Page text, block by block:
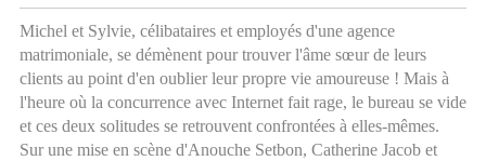
Michel et Sylvie, célibataires et employés d'une agence
matrimoniale, se démènent pour trouver l'âme sœur de leurs
clients au point d'en oublier leur propre vie amoureuse ! Mais à
l'heure où la concurrence avec Internet fait rage, le bureau se vide
et ces deux solitudes se retrouvent confrontées à elles-mêmes.
Sur une mise en scène d'Anouche Setbon, Catherine Jacob et